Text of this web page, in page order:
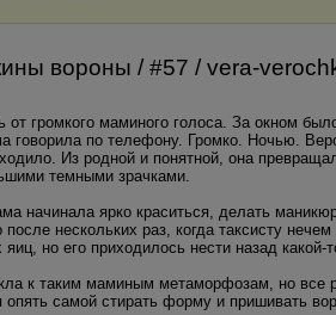
вороны / #57 / vera-
от громкого маминого голоса. За окном
говорила по телефону. Громко. Ночью.
Из родной и понятной, она
темными зрачками.
начинала ярко краситься, делать
после нескольких раз, когда таксисту
но его приходилось нести назад
к таким маминым метаморфозам, но все
опять самой стирать форму и пришивать